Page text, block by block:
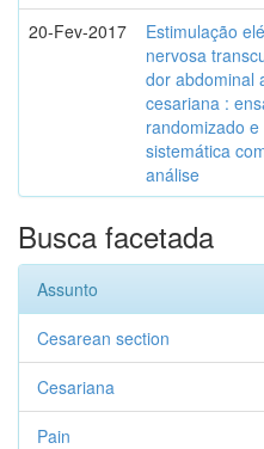
20-Fev-2017
Estimulação
nervosa
dor abdominal
cesariana :
randomizado e
sistemática
análise
Busca facetada
Assunto
Cesarean section
Cesariana
Pain